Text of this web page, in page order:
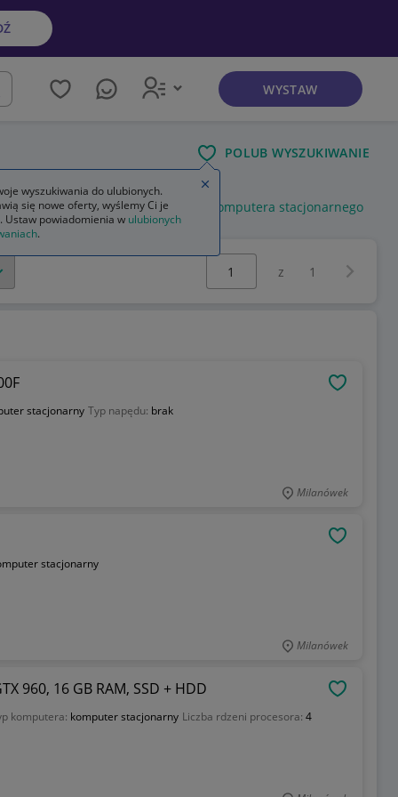
WYSTAW
POLUB WYSZUKIWANIE
używane dell płyta główna do komputera stacjonarnego
Wybierz stronę:
z 1
stacjonarny Typ napędu: brak
Milanówek
stacjonarny
Milanówek
960, 16 GB RAM, SSD + HDD
komputera: komputer stacjonarny Liczba rdzeni procesora: 4
wyszukiwania do ulubionych.
się nowe oferty, wyślemy Ci je
Ustaw powiadomienia w ulubionych
.
Zamknij wskazówkę